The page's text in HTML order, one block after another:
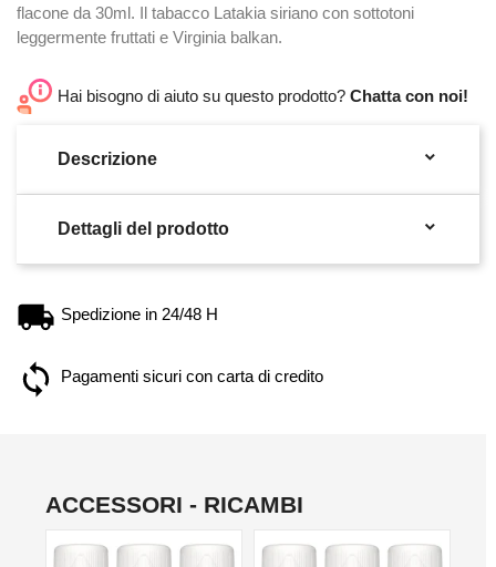
flacone da 30ml. Il tabacco Latakia siriano con sottotoni
leggermente fruttati e Virginia balkan.
Hai bisogno di aiuto su questo prodotto? Chatta con noi!
Descrizione 
Dettagli del prodotto 
Spedizione in 24/48 H
Pagamenti sicuri con carta di credito
ACCESSORI - RICAMBI